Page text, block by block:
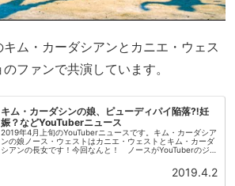
ム・カーダシアンとカニエ・ウェス
ファンで共演しています。
キム・カーダシンの娘、ピューディパイ陥落⁈妊
娠？などYouTuberニュース
2019年4月上旬のYouTuberニュースです。キム・カーダシア
ンの娘ノース・ウェストはカニエ・ウェストとキム・カーダ
シアンの長女です！今回なんと！ ノースがYouTuberのジ
2019.4.2